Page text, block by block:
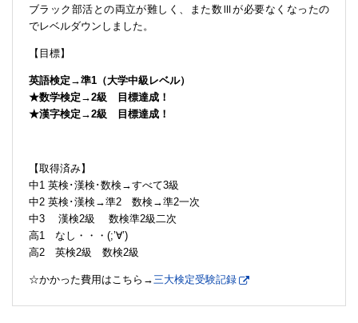
ブラック部活との両立が難しく、また数Ⅲが必要なくなったの
でレベルダウンしました。
【目標】
英語検定→準1（大学中級レベル）
★数学検定→2級 目標達成！
★漢字検定→2級 目標達成！
【取得済み】
中1 英検･漢検･数検→すべて3級
中2 英検･漢検→準2 数検→準2一次
中3 漢検2級 数検準2級二次
高1 なし・・・(;’∀’)
高2 英検2級 数検2級
☆かかった費用はこちら→三大検定受験記録